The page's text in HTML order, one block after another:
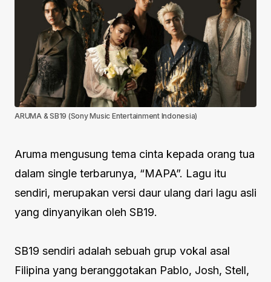
ARUMA & SB19 (Sony Music Entertainment Indonesia)
Aruma mengusung tema cinta kepada orang tua
dalam single terbarunya, “MAPA”. Lagu itu
sendiri, merupakan versi daur ulang dari lagu asli
yang dinyanyikan oleh SB19.
SB19 sendiri adalah sebuah grup vokal asal
Filipina yang beranggotakan Pablo, Josh, Stell,